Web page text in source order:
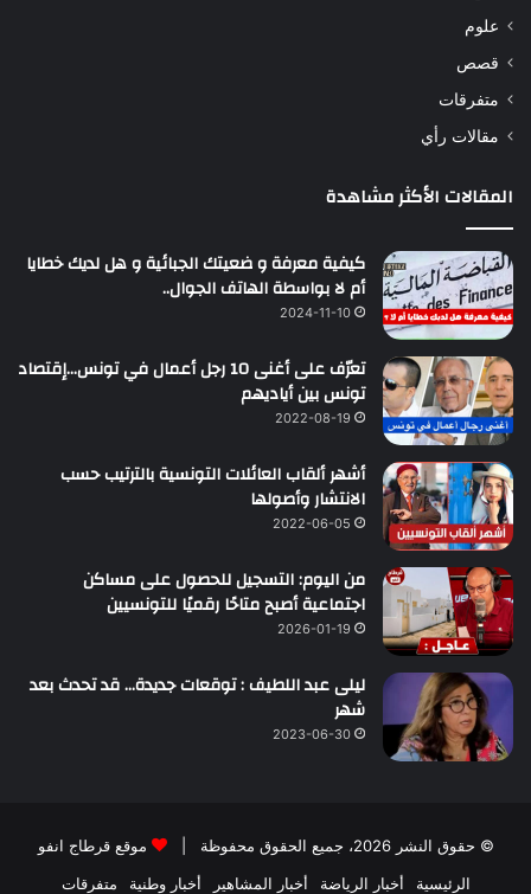
علوم
قصص
متفرقات
مقالات رأي
المقالات الأكثر مشاهدة
كيفية معرفة و ضعيتك الجبائية و هل لديك خطايا
أم لا بواسطة الهاتف الجوال..
2024-11-10
تعرّف على أغنى 10 رجل أعمال في تونس…إقتصاد
تونس بين أياديهم
2022-08-19
أشهر ألقاب العائلات التونسية بالترتيب حسب
الانتشار وأصولها
2022-06-05
من اليوم: التسجيل للحصول على مساكن
اجتماعية أصبح متاحًا رقميًا للتونسيين
2026-01-19
ليلى عبد اللطيف : توقعات جديدة… قد تحدث بعد
شهر
2023-06-30
© حقوق النشر 2026، جميع الحقوق محفوظة |
موقع قرطاج انفو
الرئيسية
أخبار الرياضة أخبار المشاهير أخبار وطنية متفرقات